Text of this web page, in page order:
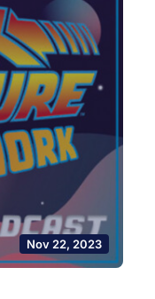
Nov 22, 2023